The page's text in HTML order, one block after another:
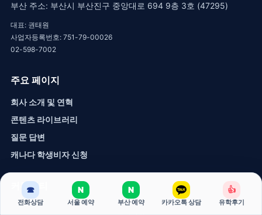
부산 주소: 부산시 부산진구 중앙대로 694 9층 3호 (47295)
대표: 권태원
사업자등록번호: 751-79-00026
02-598-7002
주요 페이지
회사 소개 및 연혁
콘텐츠 라이브러리
질문 답변
캐나다 학생비자 신청
커뮤니티
☎
전화상담
N
서울 예약
N
부산 예약 카카오톡 상담
👍
유학후기